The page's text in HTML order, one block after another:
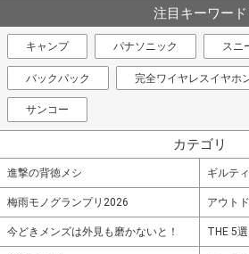
注目キーワード
キャンプ パナソニック スニ
バックパック 完全ワイヤレスイヤホ
サンコー
カテゴリ
進撃の背徳メシ ギルテ
梅雨モノグランプリ2026 アウト
今どきメンズは外見も磨かないと！ THE 5選